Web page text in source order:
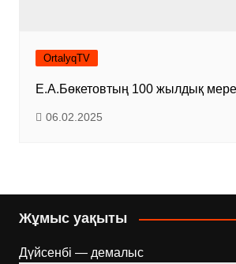
OrtalyqTV
Е.А.Бөкетовтың 100 жылдық
06.02.2025
Жұмыс уақыты
Дүйсенбі — демалыс